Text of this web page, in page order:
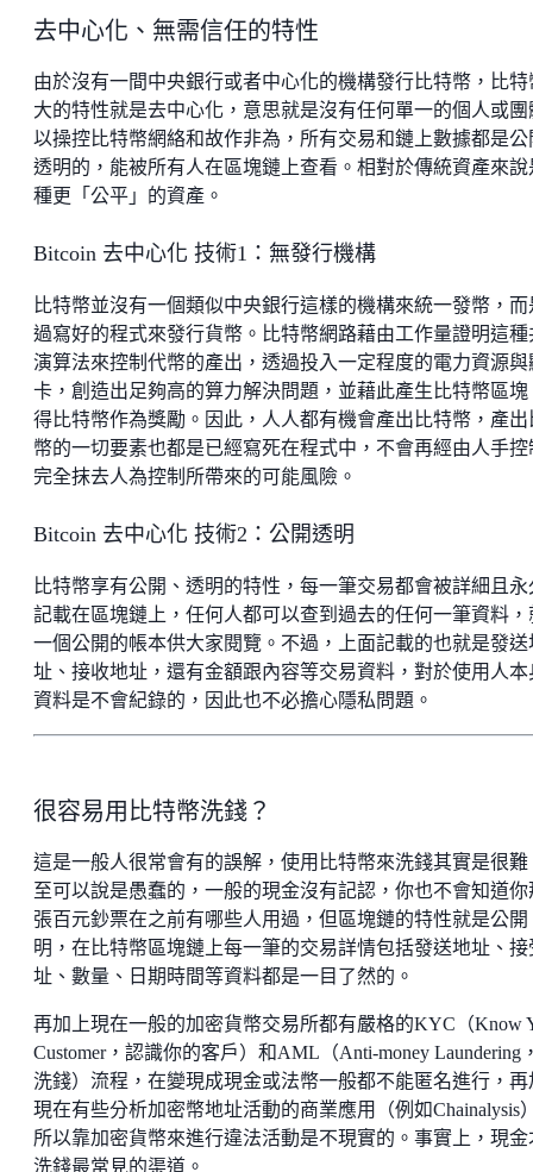
去中心化、無需信任的特性
由於沒有一間中央銀行或者中心化的機構發行比特幣，比特
大的特性就是去中心化，意思就是沒有任何單一的個人或團
以操控比特幣網絡和故作非為，所有交易和鏈上數據都是公
透明的，能被所有人在區塊鏈上查看。相對於傳統資產來說
種更「公平」的資產。
Bitcoin 去中心化 技術1：無發行機構
比特幣並沒有一個類似中央銀行這樣的機構來統一發幣，而
過寫好的程式來發行貨幣。比特幣網路藉由工作量證明這種
演算法來控制代幣的產出，透過投入一定程度的電力資源與
卡，創造出足夠高的算力解決問題，並藉此產生比特幣區塊
得比特幣作為獎勵。因此，人人都有機會產出比特幣，產出
幣的一切要素也都是已經寫死在程式中，不會再經由人手控
完全抹去人為控制所帶來的可能風險。
Bitcoin 去中心化 技術2：公開透明
比特幣享有公開、透明的特性，每一筆交易都會被詳細且永
記載在區塊鏈上，任何人都可以查到過去的任何一筆資料，
一個公開的帳本供大家閱覽。不過，上面記載的也就是發送
址、接收地址，還有金額跟內容等交易資料，對於使用人本
資料是不會紀錄的，因此也不必擔心隱私問題。
很容易用比特幣洗錢？
這是一般人很常會有的誤解，使用比特幣來洗錢其實是很難
至可以說是愚蠢的，一般的現金沒有記認，你也不會知道你
張百元鈔票在之前有哪些人用過，但區塊鏈的特性就是公開
明，在比特幣區塊鏈上每一筆的交易詳情包括發送地址、接
址、數量、日期時間等資料都是一目了然的。
再加上現在一般的加密貨幣交易所都有嚴格的KYC（Know
Customer，認識你的客戶）和AML（Anti-money Laundering
洗錢）流程，在變現成現金或法幣一般都不能匿名進行，再
現在有些分析加密幣地址活動的商業應用（例如Chainalysis
所以靠加密貨幣來進行違法活動是不現實的。事實上，現金
洗錢最常見的渠道。